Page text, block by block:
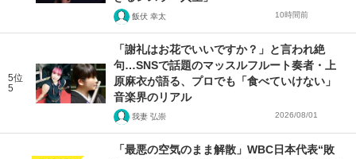
飯伏 幸太 10時間前
5位
5
「謝礼はお花でいいですか？」と言われ絶
句…SNSで話題のマッスルフルート奏者・上
原麻衣が語る、プロでも「食べていけない」
音楽界のリアル
我妻 弘崇 2026/08/01
「最悪の空気のまま解散」WBC日本代表“敗